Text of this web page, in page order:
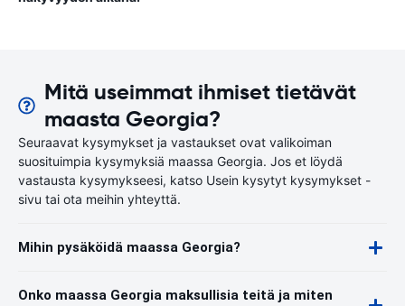
Mitä useimmat ihmiset tietävät
maasta Georgia?
Seuraavat kysymykset ja vastaukset ovat valikoiman
suosituimpia kysymyksiä maassa Georgia. Jos et löydä
vastausta kysymykseesi, katso Usein kysytyt kysymykset -
sivu tai ota meihin yhteyttä.
Mihin pysäköidä maassa Georgia?
Onko maassa Georgia maksullisia teitä ja miten